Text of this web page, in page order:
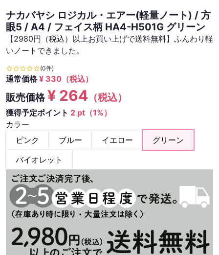
ナカバヤシ ロジカル・エアー(軽量ノート) / 方
眼5 / A4 / フェイス柄 HA4-H501G グリーン
【2980円（税込）以上お買い上げで送料無料】ふんわり軽
いノートできました。
(0件)
通常価格¥ 330 （税込）
販売価格¥ 264 （税込）
獲得予定ポイント 2 pt（1%）
カラー
ピンク
ブルー イエロー
グリーン
バイオレット